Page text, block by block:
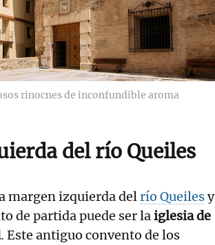
rinocnes de inconfundible aroma
del río Queiles
margen izquierda delrío Queilesy
de partida puede ser laiglesia de
. Este antiguo convento de los